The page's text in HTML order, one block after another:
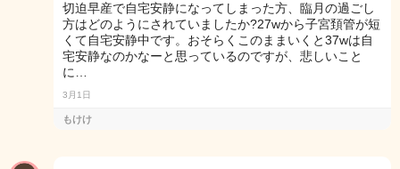
切迫早産で自宅安静になってしまった方、臨月の過ごし
方はどのようにされていましたか?27wから子宮頚管が短
くて自宅安静中です。おそらくこのままいくと37wは自
宅安静なのかなーと思っているのですが、悲しいこと
に…
3月1日
もけけ